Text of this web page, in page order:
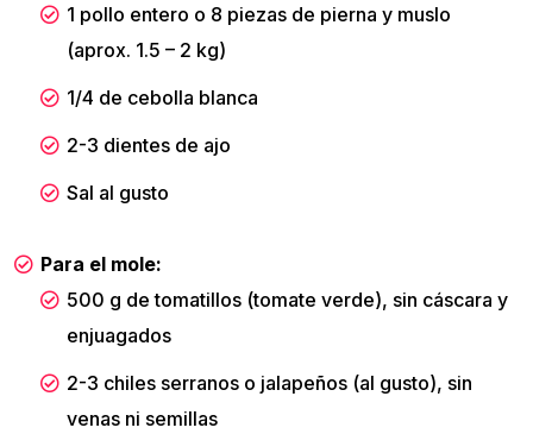
1 pollo entero o 8 piezas de pierna y muslo
(aprox. 1.5 – 2 kg)
1/4 de cebolla blanca
2-3 dientes de ajo
Sal al gusto
Para el mole:
500 g de tomatillos (tomate verde), sin cáscara y
enjuagados
2-3 chiles serranos o jalapeños (al gusto), sin
venas ni semillas